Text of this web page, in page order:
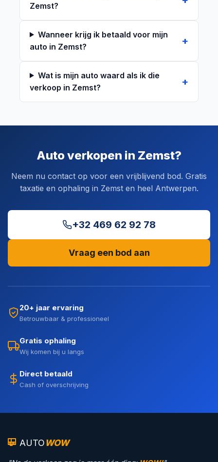
Zemst?
Wanneer krijg ik betaald voor mijn
auto in Zemst?
Wat is mijn auto waard als ik die
verkoop in Zemst?
Auto verkopen in Zemst?
Neem nu contact op voor een vrijblijvend bod. Gratis
taxatie en ophaling in Zemst en heel Antwerpen.
+32 469 62 92 78
Vraag een bod aan
20+ jaar ervaring
Betrouwbaar & professioneel
Gratis ophaling
Wij komen bij u langs
Direct betaald
Cash of overschrijving
AUTOWOW